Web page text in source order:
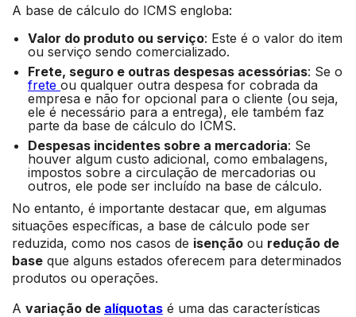
A base de cálculo do ICMS engloba:
Valor do produto ou serviço: Este é o valor do item
ou serviço sendo comercializado.
Frete, seguro e outras despesas acessórias: Se o
frete ou qualquer outra despesa for cobrada da
empresa e não for opcional para o cliente (ou seja,
ele é necessário para a entrega), ele também faz
parte da base de cálculo do ICMS.
Despesas incidentes sobre a mercadoria: Se
houver algum custo adicional, como embalagens,
impostos sobre a circulação de mercadorias ou
outros, ele pode ser incluído na base de cálculo.
No entanto, é importante destacar que, em algumas
situações específicas, a base de cálculo pode ser
reduzida, como nos casos de isenção ou redução de
base que alguns estados oferecem para determinados
produtos ou operações.
A variação de alíquotas é uma das características